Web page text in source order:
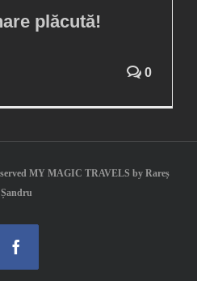
plăcută!
0
MY MAGIC TRAVELS by Rareș
Șandru